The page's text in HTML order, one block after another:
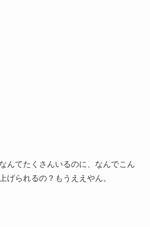
んてたくさんいるのに、なんでこん
げられるの？もうええやん。